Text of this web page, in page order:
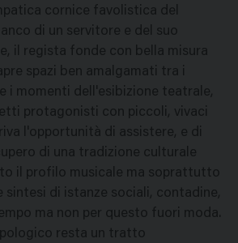
cornice favolistica del
di un servitore e del suo
il regista fonde con bella misura
spazi ben amalgamati tra i
i momenti dell'esibizione teatrale,
protagonisti con piccoli, vivaci
l'opportunità di assistere, e di
di una tradizione culturale
il profilo musicale ma soprattutto
sintesi di istanze sociali, contadine,
ma non per questo fuori moda.
resta un tratto